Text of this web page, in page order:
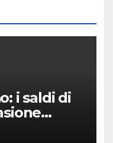
i saldi di
prima